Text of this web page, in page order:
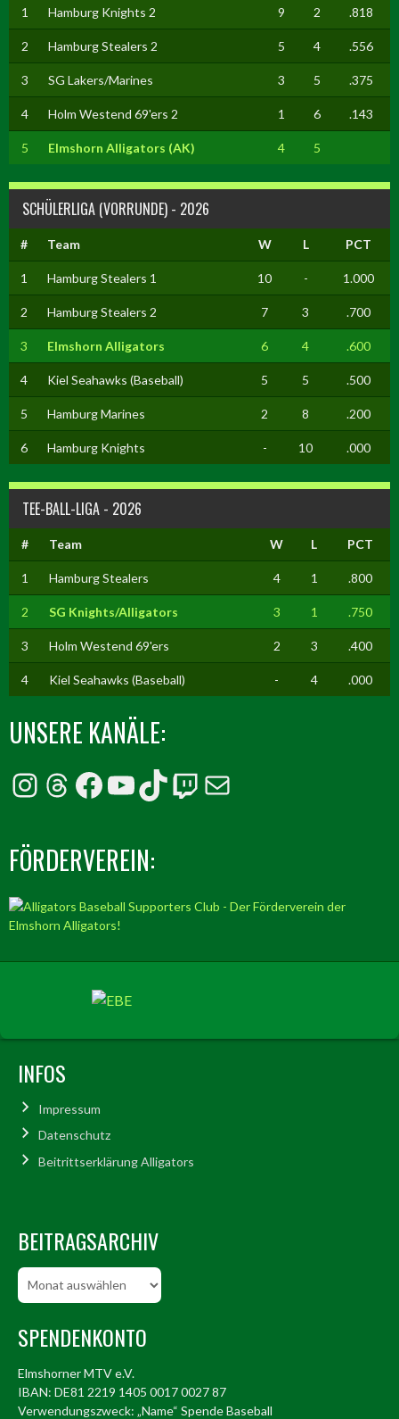
1 Hamburg Knights 2 9 2 .818
2 Hamburg Stealers 2 5 4 .556
3 SG Lakers/Marines 3 5 .375
4 Holm Westend 69'ers 2 1 6 .143
5 Elmshorn Alligators (AK) 4 5
SCHÜLERLIGA (VORRUNDE) - 2026
# Team W L PCT
1 Hamburg Stealers 1 10 - 1.000
2 Hamburg Stealers 2 7 3 .700
3 Elmshorn Alligators 6 4 .600
4 Kiel Seahawks (Baseball) 5 5 .500
5 Hamburg Marines 2 8 .200
6 Hamburg Knights - 10 .000
TEE-BALL-LIGA - 2026
# Team W L PCT
1 Hamburg Stealers 4 1 .800
2 SG Knights/Alligators 3 1 .750
3 Holm Westend 69'ers 2 3 .400
4 Kiel Seahawks (Baseball) - 4 .000
UNSERE KANÄLE:
Instagram
Threads
Facebook
YouTube
TikTok
Twitch
E-Mail
FÖRDERVEREIN:
INFOS
Impressum
Datenschutz
Beitrittserklärung Alligators
BEITRAGSARCHIV
Beitragsarchiv
SPENDENKONTO
Elmshorner MTV e.V.
IBAN: DE81 2219 1405 0017 0027 87
Verwendungszweck: „Name“ Spende Baseball